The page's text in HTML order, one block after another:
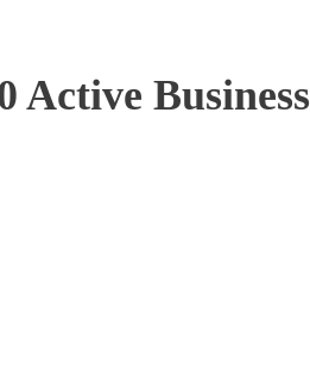
Active Business